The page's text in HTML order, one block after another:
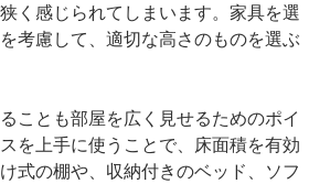
く感じられてしまいます。家具を選
考慮して、適切な高さのものを選ぶ
ことも部屋を広く見せるためのポイ
を上手に使うことで、床面積を有効
式の棚や、収納付きのベッド、ソフ